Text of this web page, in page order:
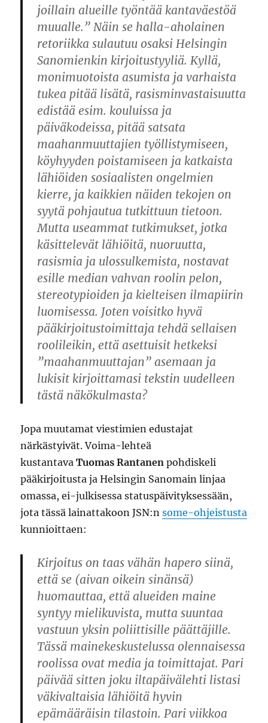
joillain alueille työntää kantaväestöä
muualle.” Näin se halla-aholainen
retoriikka sulautuu osaksi Helsingin
Sanomienkin kirjoitustyyliä. Kyllä,
monimuotoista asumista ja varhaista
tukea pitää lisätä, rasisminvastaisuutta
edistää esim. kouluissa ja
päiväkodeissa, pitää satsata
maahanmuuttajien työllistymiseen,
köyhyyden poistamiseen ja katkaista
lähiöiden sosiaalisten ongelmien
kierre, ja kaikkien näiden tekojen on
syytä pohjautua tutkittuun tietoon.
Mutta useammat tutkimukset, jotka
käsittelevät lähiöitä, nuoruutta,
rasismia ja ulossulkemista, nostavat
esille median vahvan roolin pelon,
stereotypioiden ja kielteisen ilmapiirin
luomisessa. Joten voisitko hyvä
pääkirjoitustoimittaja tehdä sellaisen
roolileikin, että asettuisit hetkeksi
”maahanmuuttajan” asemaan ja
lukisit kirjoittamasi tekstin uudelleen
tästä näkökulmasta?
Jopa muutamat viestimien edustajat
närkästyivät. Voima-lehteä
kustantavaTuomas Rantanen pohdiskeli
pääkirjoitusta ja Helsingin Sanomain linjaa
omassa, ei-julkisessa statuspäivityksessään,
jota tässä lainattakoon JSN:nsome-ohjeistusta
kunnioittaen:
Kirjoitus on taas vähän hapero siinä,
että se (aivan oikein sinänsä)
huomauttaa, että alueiden maine
syntyy mielikuvista, mutta suuntaa
vastuun yksin poliittisille päättäjille.
Tässä mainekeskustelussa olennaisessa
roolissa ovat media ja toimittajat. Pari
päivää sitten joku iltapäivälehti listasi
väkivaltaisia lähiöitä hyvin
epämääräisin tilastoin. Pari viikkoa